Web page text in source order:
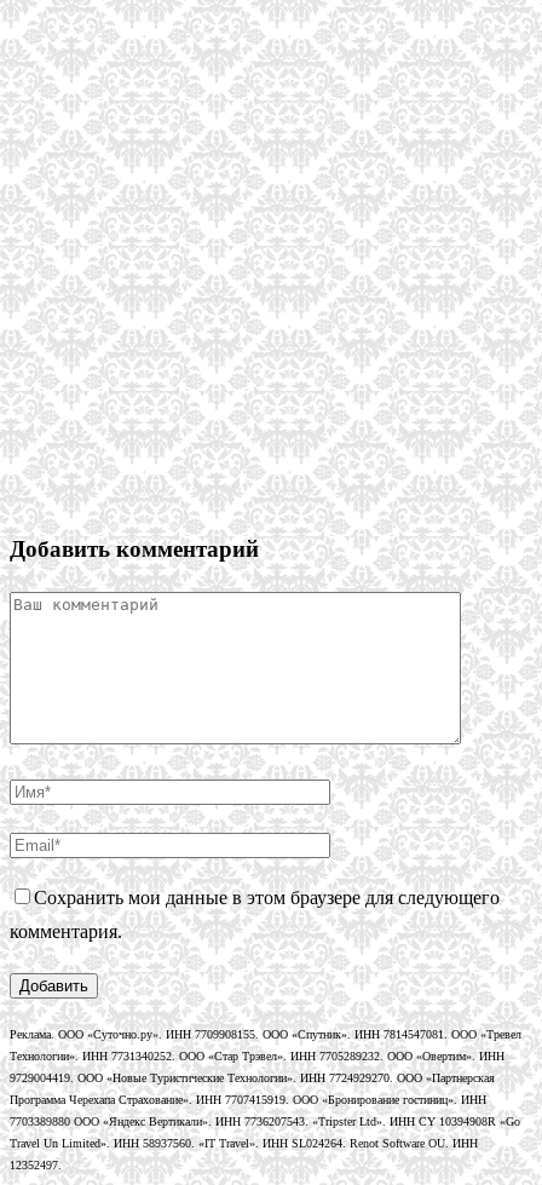
Добавить комментарий
Сохранить мои данные в этом браузере для следующего
комментария.
Реклама. ООО «Суточно.ру». ИНН 7709908155. ООО «Спутник». ИНН 7814547081. ООО «Тревел
Технологии». ИНН 7731340252. ООО «Стар Трэвел». ИНН 7705289232. ООО «Овертим». ИНН
9729004419. ООО «Новые Туристические Технологии». ИНН 7724929270. ООО «Партнерская
Программа Черехапа Страхование». ИНН 7707415919. ООО «Бронирование гостиниц». ИНН
7703389880 ООО «Яндекс Вертикали». ИНН 7736207543. «Tripster Ltd». ИНН CY 10394908R «Go
Travel Un Limited». ИНН 58937560. «IT Travel». ИНН SL024264. Renot Software OU. ИНН
12352497.